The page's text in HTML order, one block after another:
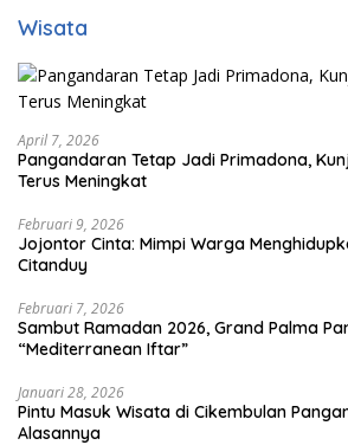
Wisata
April 7, 2026
Pangandaran Tetap Jadi Primadona,
Terus Meningkat
Februari 9, 2026
Jojontor Cinta: Mimpi Warga
Citanduy
Februari 7, 2026
Sambut Ramadan 2026, Grand Palma
“Mediterranean Iftar”
Januari 28, 2026
Pintu Masuk Wisata di Cikembulan
Alasannya